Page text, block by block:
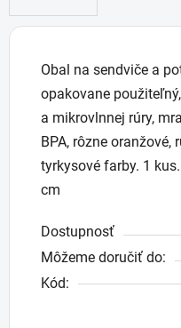
Obal na sendviče a
opakovane
a mikrovlnnej rúry,
BPA, rôzne oranžové,
tyrkysové farby. 1
cm
Dostupnosť
Môžeme doručiť do:
Kód: